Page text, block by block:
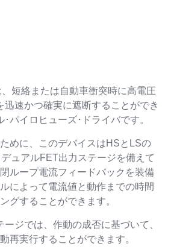
短絡または自動車衝突時に高電圧
迅速かつ確実に遮断することができ
パイロヒューズ･ドライバです。
めに、このデバイスはHSとLSの
ュアルFET出力ステージを備えて
ループ電流フィードバックを装備
によって電流値と動作までの時間
グすることができます。
ージでは、作動の成否に基づいて、
再実行することができます。